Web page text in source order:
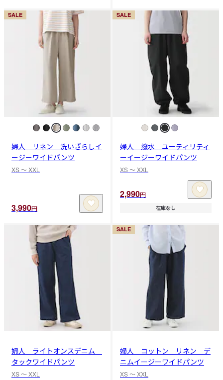
SALE
婦人 リネン 洗いざらしイ
ージーワイドパンツ
XS 〜 XXL
3,990円
SALE
婦人 撥水 ユーティリティ
ーイージーワイドパンツ
XS 〜 XXL
2,990円
在庫なし
婦人 ライトオンスデニム
タックワイドパンツ
XS 〜 XXL
SALE
婦人 コットン リネン デ
ニムイージーワイドパンツ
XS 〜 XXL